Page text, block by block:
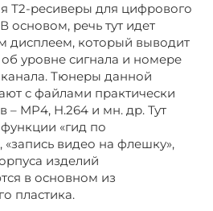
Т2-ресиверы для цифрового
основом, речь тут идет
дисплеем, который выводит
уровне сигнала и номере
Тюнеры данной
с файлами практически
– MP4, H.264 и мн. др. Тут
«гид по
видео на флешку»,
изделий
в основном из
пластика.